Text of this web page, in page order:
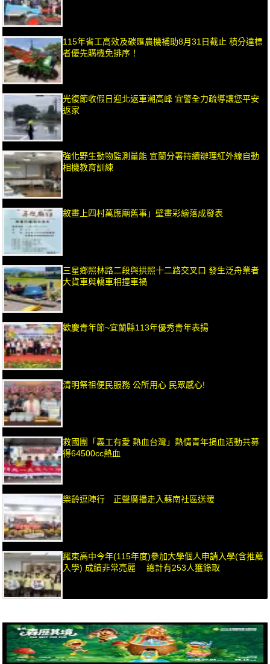
115年省工高效及碳匯農機補助8月31日截止 積分達標
者優先購機免排序！
光復節收假日迎北返車潮高峰 宜警全力疏導讓您平安
返家
強化野生動物監測量能 宜蘭分署持續辦理紅外線自動
相機教育訓練
敘畫上四村萬應廟舊事」壁畫彩繪落成發表
三星鄉照林路二段與拱照十二路交叉口 發生泛舟業者
大貨車與轎車相撞車禍
歡慶青年節~宜蘭縣113年優秀青年表揚
清明祭祖便民服務 公所用心 民眾感心!
救國團「義工有愛 熱血台灣」熱情青年捐血活動共募
得64500cc熱血
樂齡逗陣行 正聲廣播走入蘇南社區送暖
羅東高中今年(115年度)參加大學個人申請入學(含推薦
入學) 成績非常亮麗 總計有253人獲錄取